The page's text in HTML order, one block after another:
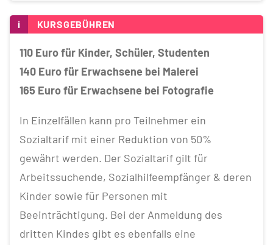
i KURSGEBÜHREN
110 Euro für Kinder, Schüler, Studenten
140 Euro für Erwachsene bei Malerei
165 Euro für Erwachsene bei Fotografie
In Einzelfällen kann pro Teilnehmer ein
Sozialtarif mit einer Reduktion von 50%
gewährt werden. Der Sozialtarif gilt für
Arbeitssuchende, Sozialhilfeempfänger & deren
Kinder sowie für Personen mit
Beeinträchtigung. Bei der Anmeldung des
dritten Kindes gibt es ebenfalls eine